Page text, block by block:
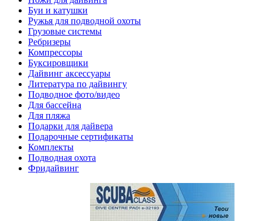
Буи и катушки
Ружья для подводной охоты
Грузовые системы
Ребризеры
Компрессоры
Буксировщики
Дайвинг аксессуары
Литература по дайвингу
Подводное фото/видео
Для бассейна
Для пляжа
Подарки для дайвера
Подарочные сертификаты
Комплекты
Подводная охота
Фридайвинг